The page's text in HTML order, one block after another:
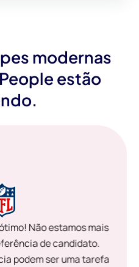
modernas
estão
Não estamos mais
de candidato.
podem ser uma tarefa